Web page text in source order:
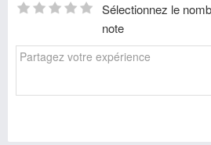
Sélectionnez le
note